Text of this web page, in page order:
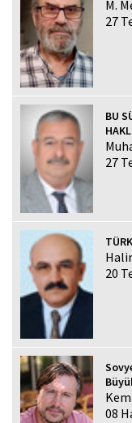
M.
27
BU
27
20
08